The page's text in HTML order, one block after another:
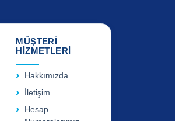
MÜŞTERİ
HİZMETLERİ
Hakkımızda
İletişim
Hesap